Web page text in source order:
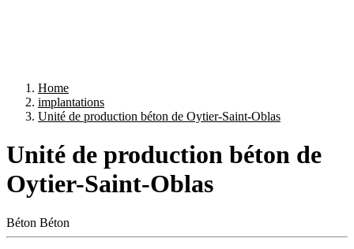
Home
implantations
Unité de production béton de Oytier-Saint-Oblas
Unité de production béton de
Oytier-Saint-Oblas
Béton Béton